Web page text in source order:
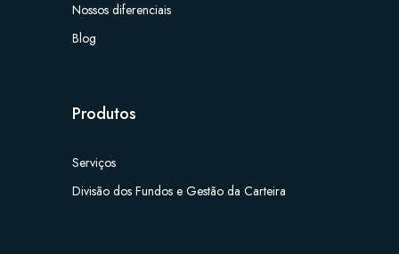
Nossos diferenciais
Blog
Produtos
Serviços
Divisão dos Fundos e Gestão da Carteira